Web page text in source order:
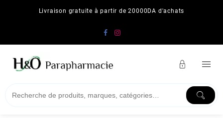
Livraison gratuite à partir de 20000DA d'achats